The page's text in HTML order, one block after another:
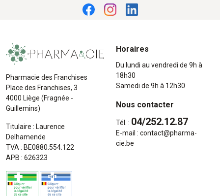
Pharmacie des Franchises
Place des Franchises, 3
4000 Liège (Fragnée -
Guillemins)
Titulaire : Laurence
Delhamende
TVA : BE0880.554.122
APB : 626323
Horaires
Du lundi au vendredi de 9h à
18h30
Samedi de 9h à 12h30
Nous contacter
Tél. : 04/252.12.87
E-mail : contact@pharma-
cie.be